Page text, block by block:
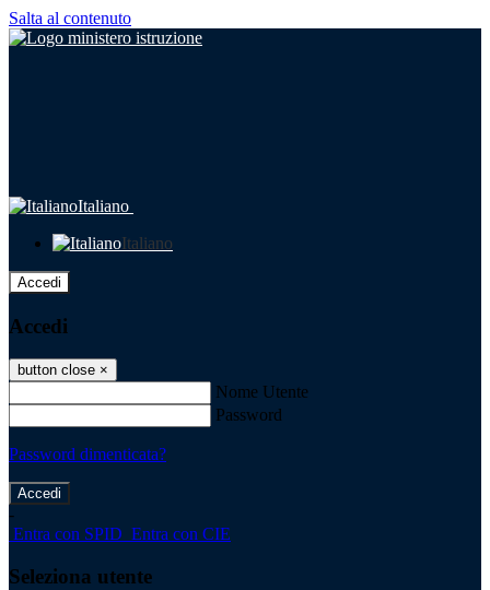
Salta al contenuto
Italiano
Italiano
Accedi
Accedi
button close ×
Nome Utente
Password
Password dimenticata?
-
Entra con SPID Entra con CIE
Seleziona utente